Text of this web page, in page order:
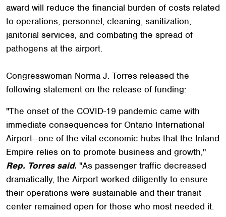
award will reduce the financial burden of costs related
to operations, personnel, cleaning, sanitization,
janitorial services, and combating the spread of
pathogens at the airport.
Congresswoman Norma J. Torres released the
following statement on the release of funding:
"The onset of the COVID-19 pandemic came with
immediate consequences for Ontario International
Airport—one of the vital economic hubs that the Inland
Empire relies on to promote business and growth,"
Rep. Torres said. "As passenger traffic decreased
dramatically, the Airport worked diligently to ensure
their operations were sustainable and their transit
center remained open for those who most needed it.